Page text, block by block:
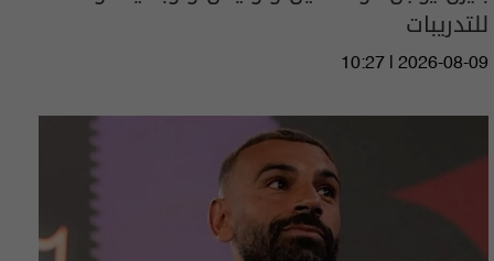
للتدريبات
10:27 | 2026-08-09